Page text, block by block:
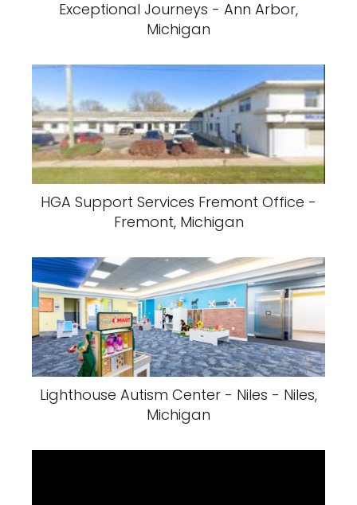
Exceptional Journeys - Ann Arbor,
Michigan
HGA Support Services Fremont Office -
Fremont, Michigan
Lighthouse Autism Center - Niles - Niles,
Michigan